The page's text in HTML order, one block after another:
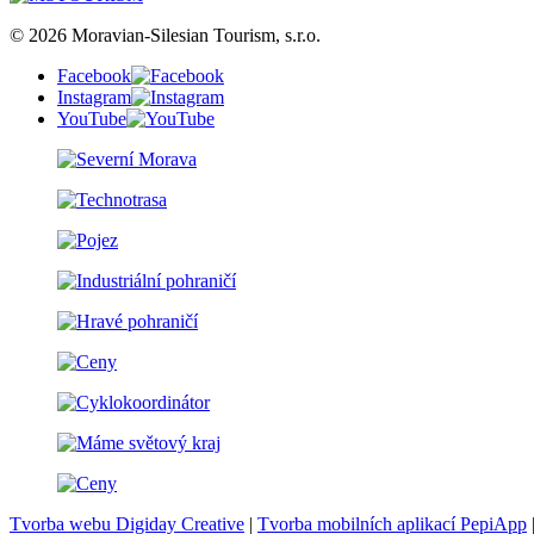
© 2026 Moravian-Silesian Tourism, s.r.o.
Facebook
Instagram
YouTube
Tvorba webu Digiday Creative | Tvorba mobilních aplikací PepiApp |